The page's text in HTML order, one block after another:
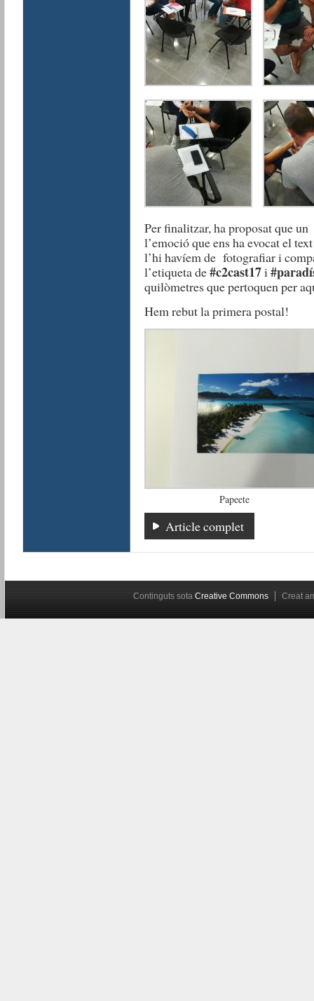
Per finalitzar, ha proposat que
l’emoció que ens ha evocat el
l’hi havíem de fotografiar i
l’etiqueta de#c2cast17i
quilòmetres que pertoquen per
Hem rebut la primera postal!
Papeete
Article complet
Continguts sota Creative Commons Creat